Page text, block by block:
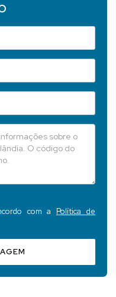
com a Política de